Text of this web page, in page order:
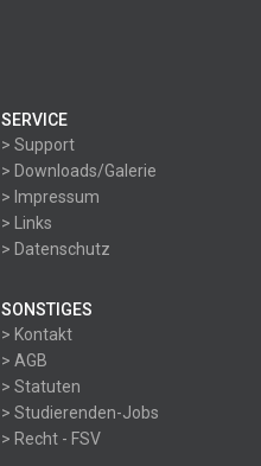
SERVICE
> Support
> Downloads/Galerie
> Impressum
> Links
> Datenschutz
SONSTIGES
> Kontakt
> AGB
> Statuten
> Studierenden-Jobs
> Recht - FSV